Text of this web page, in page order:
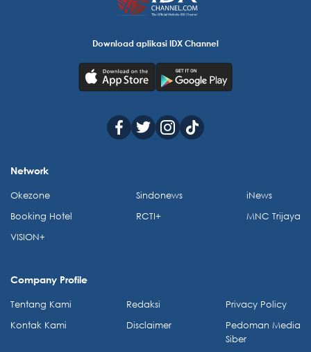
Download aplikasi IDX Channel
Network
Okezone
Booking Hotel
VISION+
Sindonews
RCTI+
iNews
MNC Trijaya
Company Profile
Tentang Kami
Kontak Kami
Redaksi
Disclaimer
Privacy Policy
Pedoman Media
Siber